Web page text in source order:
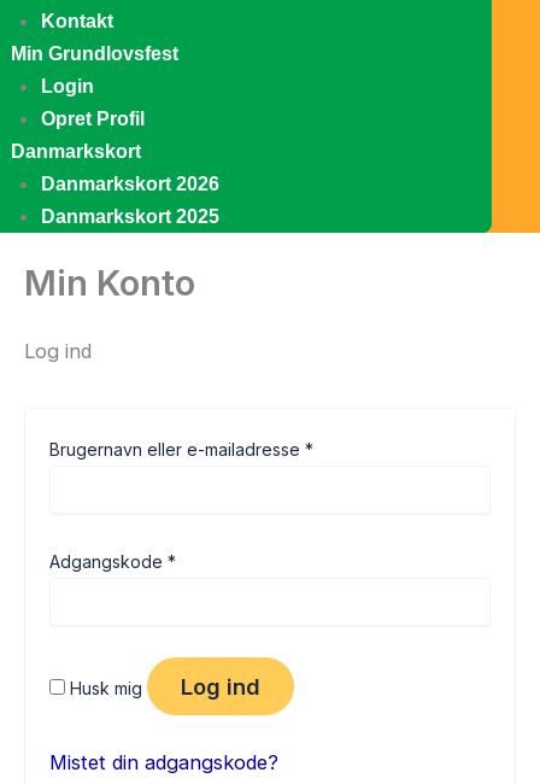
Kontakt
Min Grundlovsfest
Login
Opret Profil
Danmarkskort
Danmarkskort 2026
Danmarkskort 2025
Min Konto
Log ind
Brugernavn eller e-mailadresse *
Adgangskode *
Husk mig Log ind
Mistet din adgangskode?